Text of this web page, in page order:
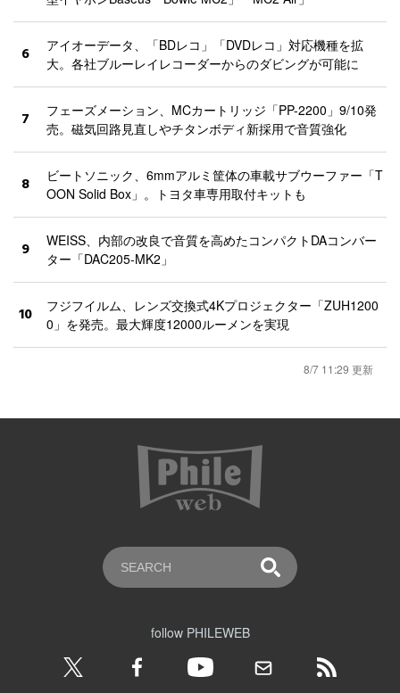
6
アイオーデータ、「BDレコ」「DVDレコ」対応機種を拡
大。各社ブルーレイレコーダーからのダビングが可能に
7
フェーズメーション、MCカートリッジ「PP-2200」9/10発
売。磁気回路見直しやチタンボディ新採用で音質強化
8
ビートソニック、6mmアルミ筐体の車載サブウーファー「T
OON Solid Box」。トヨタ車専用取付キットも
9
WEISS、内部の改良で音質を高めたコンパクトDAコンバー
ター「DAC205-MK2」
10
フジフイルム、レンズ交換式4Kプロジェクター「ZUH1200
0」を発売。最大輝度12000ルーメンを実現
8/7 11:29 更新
follow PHILEWEB